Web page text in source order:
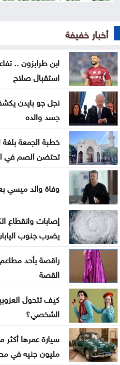
نتائج التوجيهي
الأول من 2026
التربية تحذر من صفحات
تعديل نتائج التوجيهي
روسيا تسقط 456 مسيّرة أوكرانية وتعلن عن قتلى
مصابون بنيران الاحتلال
قطاع غزة
وزارة الاقتصاد الرقمي: 3 ملايين هوية رقمية عبر سند
إيران تربط إعادة فتح مضيق
الاحتلال يواصل اقتحاماته ..
15 بالضفة
أخبار خفيفة
ابن طرابزون ..
استقبال صلاح
نجل جو بايدن
جسد والده
خطبة الجمعة بلغة
تحتضن الصم في
وفاة والد ميسي
إصابات وانقطاع
يضرب جنوب
راقصة بأحد
القصة
كيف تتحول
الشخصي؟
مليون جنيه في